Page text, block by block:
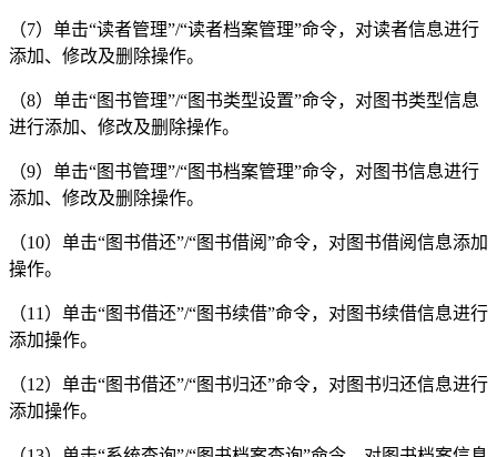
（7）单击“读者管理”/“读者档案管理”命令，对读者信息进行
添加、修改及删除操作。
（8）单击“图书管理”/“图书类型设置”命令，对图书类型信息
进行添加、修改及删除操作。
（9）单击“图书管理”/“图书档案管理”命令，对图书信息进行
添加、修改及删除操作。
（10）单击“图书借还”/“图书借阅”命令，对图书借阅信息添加
操作。
（11）单击“图书借还”/“图书续借”命令，对图书续借信息进行
添加操作。
（12）单击“图书借还”/“图书归还”命令，对图书归还信息进行
添加操作。